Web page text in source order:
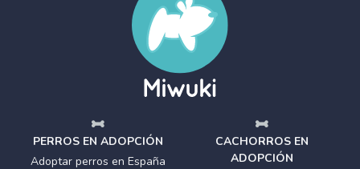
PERROS EN ADOPCIÓN
Adoptar perros en España
CACHORROS EN
ADOPCIÓN